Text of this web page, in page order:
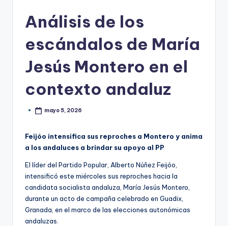
Análisis de los
escándalos de María
Jesús Montero en el
contexto andaluz
mayo 5, 2026
Feijóo intensifica sus reproches a Montero y anima
a los andaluces a brindar su apoyo al PP
El líder del Partido Popular, Alberto Núñez Feijóo,
intensificó este miércoles sus reproches hacia la
candidata socialista andaluza, María Jesús Montero,
durante un acto de campaña celebrado en Guadix,
Granada, en el marco de las elecciones autonómicas
andaluzas.